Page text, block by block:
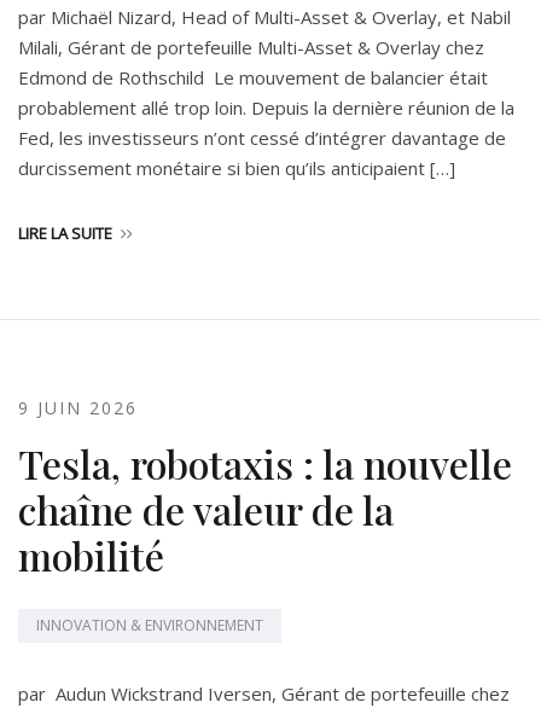
par Michaël Nizard, Head of Multi-Asset & Overlay, et Nabil
Milali, Gérant de portefeuille Multi-Asset & Overlay chez
Edmond de Rothschild Le mouvement de balancier était
probablement allé trop loin. Depuis la dernière réunion de la
Fed, les investisseurs n’ont cessé d’intégrer davantage de
durcissement monétaire si bien qu’ils anticipaient […]
LIRE LA SUITE
9 JUIN 2026
Tesla, robotaxis : la nouvelle
chaîne de valeur de la
mobilité
INNOVATION & ENVIRONNEMENT
par Audun Wickstrand Iversen, Gérant de portefeuille chez